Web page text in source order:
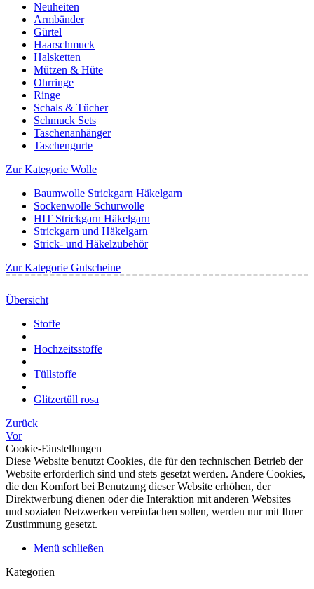
Neuheiten
Armbänder
Gürtel
Haarschmuck
Halsketten
Mützen & Hüte
Ohrringe
Ringe
Schals & Tücher
Schmuck Sets
Taschenanhänger
Taschengurte
Zur Kategorie Wolle
Baumwolle Strickgarn Häkelgarn
Sockenwolle Schurwolle
HIT Strickgarn Häkelgarn
Strickgarn und Häkelgarn
Strick- und Häkelzubehör
Zur Kategorie Gutscheine
Übersicht
Stoffe
Hochzeitsstoffe
Tüllstoffe
Glitzertüll rosa
Zurück
Vor
Cookie-Einstellungen
Diese Website benutzt Cookies, die für den technischen Betrieb der
Website erforderlich sind und stets gesetzt werden. Andere Cookies,
die den Komfort bei Benutzung dieser Website erhöhen, der
Direktwerbung dienen oder die Interaktion mit anderen Websites
und sozialen Netzwerken vereinfachen sollen, werden nur mit Ihrer
Zustimmung gesetzt.
Menü schließen
Kategorien